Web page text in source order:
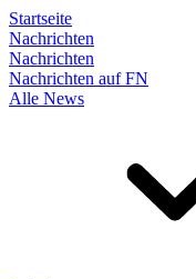
Startseite
Nachrichten
Nachrichten
Nachrichten auf FN
Alle News